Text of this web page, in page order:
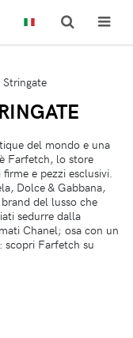
Stringate
del mondo e una
Farfetch, lo store
e pezzi esclusivi.
Dolce & Gabbana,
del lusso che
sedurre dalla
Chanel; osa con un
scopri Farfetch su